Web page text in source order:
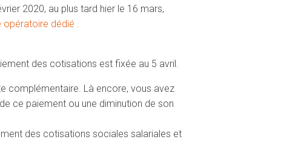
2020, au plus tard hier le 16 mars,
opératoire dédié
des cotisations est fixée au 5 avril.
complémentaire. Là encore, vous avez
ce paiement ou une diminution de son
des cotisations sociales salariales et